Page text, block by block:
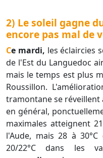
2) Le soleil gagne
encore pas mal de
Ce mardi, les éclaircies
de l'Est du Languedoc
mais le temps est plus
Roussillon.
tramontane se réveillent
en général,
maximales atteignent
l'Aude, mais 28 à
20/22°C dans les